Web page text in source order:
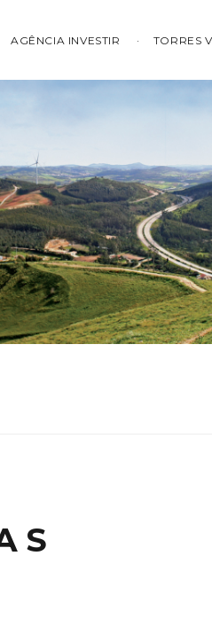
AGÊNCIA INVESTIR TORRES